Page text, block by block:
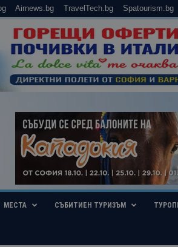
Airnews.bg TravelTech.bg Spatourism.bg
МЕСТА СЪБИТИЕН ТУРИЗЪМ